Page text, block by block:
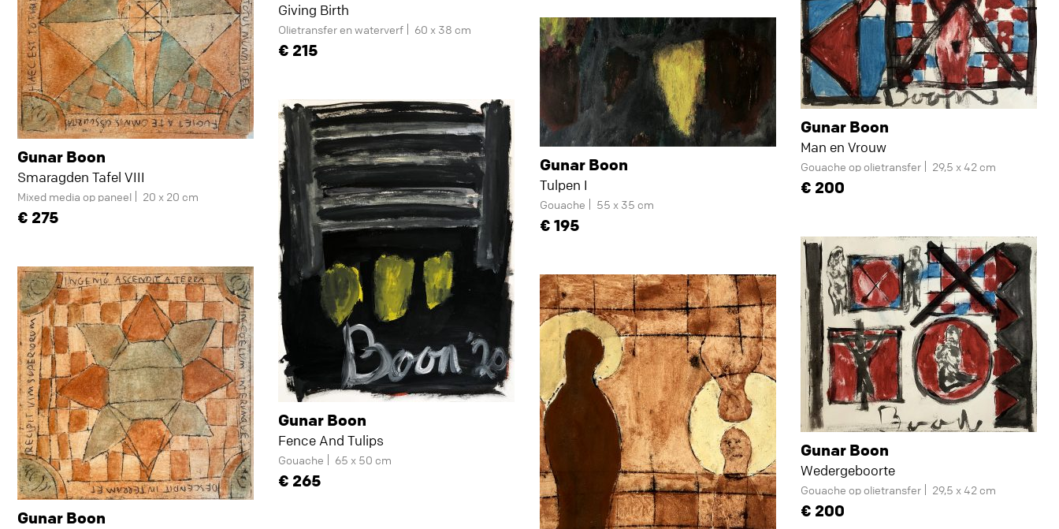
Gunar Boon
Smaragden Tafel VIII
Mixed media op paneel 20 x 20 cm
275
Gunar Boon
Giving Birth
Olietransfer en waterverf 60 x 38 cm
215
Gunar Boon
Fence And Tulips
Gouache 65 x 50 cm
265
Gunar Boon
Tulpen I
Gouache 55 x 35 cm
195
Gunar Boon
Man en Vrouw
Gouache op olietransfer 29,5 x 42 cm
200
Gunar Boon
Wedergeboorte
Gouache op olietransfer 29,5 x 42 cm
200